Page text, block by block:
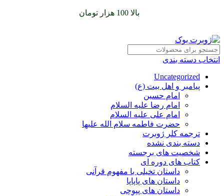
بالا 100 هزار تومان
انتخاب دسته بندی
Uncategorized
پیامبر و اهل بیت (ع)
امام حسین
امام رضا علیه السلام
امام علی علیه السلام
حضرت فاطمه سلام الله علیها
ترجمه کلر ژوبرت
دسته بندی نشده
شخصیت های برجسته
کتاب های دوره ای
داستان تخیلی با مفهوم قرآنی
داستان های پاپاپا
داستان های پپوچی